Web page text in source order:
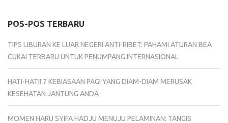
POS-POS TERBARU
TIPS LIBURAN KE LUAR NEGERI ANTI-RIBET: PAHAMI ATURAN BEA
CUKAI TERBARU UNTUK PENUMPANG INTERNASIONAL
HATI-HATI! 7 KEBIASAAN PAGI YANG DIAM-DIAM MERUSAK
KESEHATAN JANTUNG ANDA
MOMEN HARU SYIFA HADJU MENUJU PELAMINAN: TANGIS